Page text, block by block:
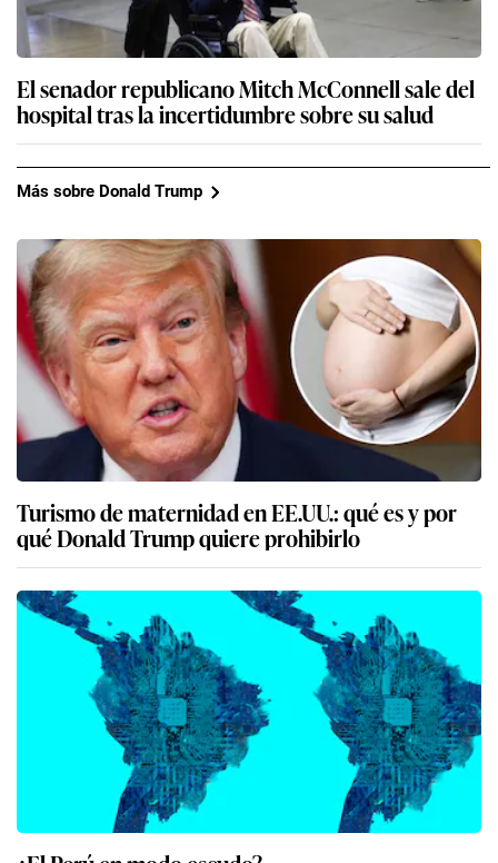
El senador republicano Mitch McConnell sale del
hospital tras la incertidumbre sobre su salud
Más sobre Donald Trump
Turismo de maternidad en EE.UU.: qué es y por
qué Donald Trump quiere prohibirlo